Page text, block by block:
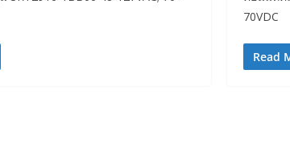
70VDC
Read